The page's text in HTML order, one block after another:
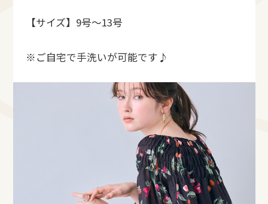
【サイズ】9号〜13号
※ご自宅で手洗いが可能です♪